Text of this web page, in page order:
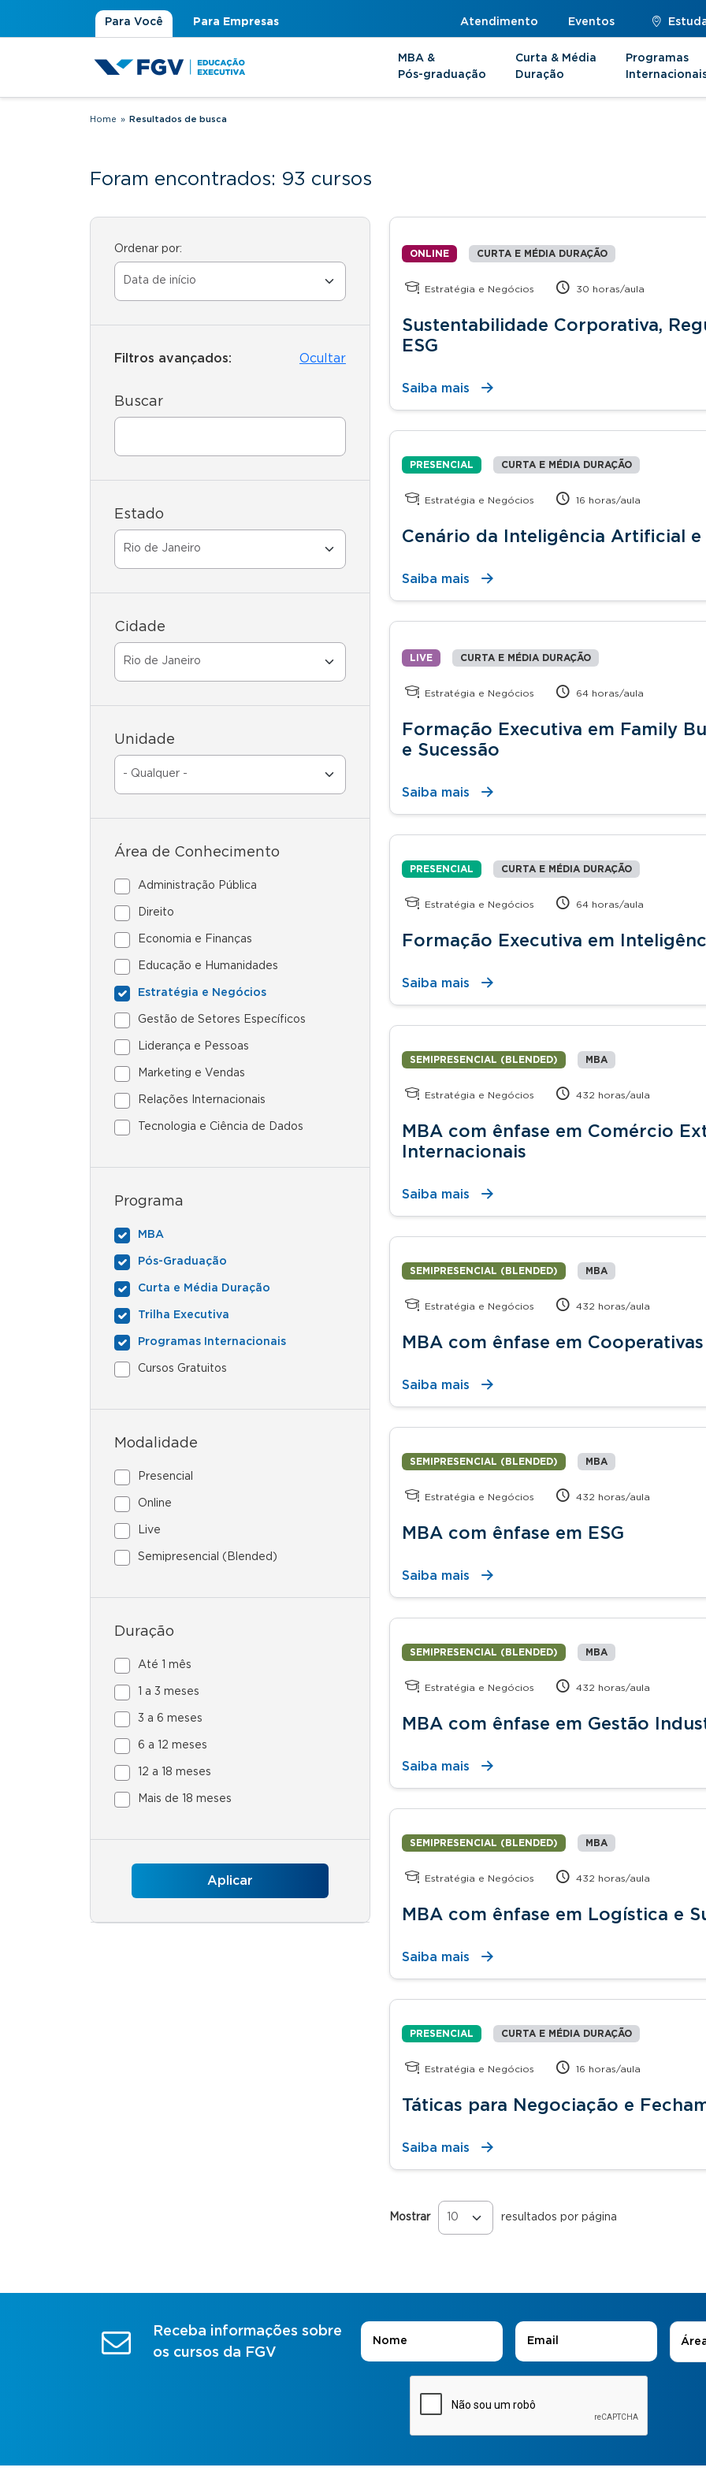
Para Você Para Empresas Atendimento Eventos
MBA &
Pós-graduação
Curta & Média
Duração
Programas
Você está aqui
Home » Resultados de busca
Foram encontrados: 93 cursos
Ordenar por:
Filtros avançados: Ocultar
Buscar
Estado
Cidade
Unidade
Área de Conhecimento
Administração Pública
Direito
Economia e Finanças
Educação e Humanidades
Estratégia e Negócios
Gestão de Setores Específicos
Liderança e Pessoas
Marketing e Vendas
Relações Internacionais
Tecnologia e Ciência de Dados
Programa
MBA
Pós-Graduação
Curta e Média Duração
Trilha Executiva
Programas Internacionais
Cursos Gratuitos
Modalidade
Presencial
Online
Live
Semipresencial (Blended)
Duração
Até 1 mês
1 a 3 meses
3 a 6 meses
6 a 12 meses
12 a 18 meses
Mais de 18 meses
ONLINE CURTA E MÉDIA DURAÇÃO
Estratégia e Negócios 30 horas/aula
Sustentabilidade Corporativa,
ESG
Saiba mais
PRESENCIAL CURTA E MÉDIA DURAÇÃO
Estratégia e Negócios 16 horas/aula
Cenário da Inteligência Artificial e
Saiba mais
LIVE CURTA E MÉDIA DURAÇÃO
Estratégia e Negócios 64 horas/aula
Formação Executiva em Family
e Sucessão
Saiba mais
PRESENCIAL CURTA E MÉDIA DURAÇÃO
Estratégia e Negócios 64 horas/aula
Formação Executiva em
Saiba mais
SEMIPRESENCIAL (BLENDED) MBA
Estratégia e Negócios 432 horas/aula
MBA com ênfase em Comércio
Internacionais
Saiba mais
SEMIPRESENCIAL (BLENDED) MBA
Estratégia e Negócios 432 horas/aula
MBA com ênfase em
Saiba mais
SEMIPRESENCIAL (BLENDED) MBA
Estratégia e Negócios 432 horas/aula
MBA com ênfase em ESG
Saiba mais
SEMIPRESENCIAL (BLENDED) MBA
Estratégia e Negócios 432 horas/aula
MBA com ênfase em Gestão
Saiba mais
SEMIPRESENCIAL (BLENDED) MBA
Estratégia e Negócios 432 horas/aula
MBA com ênfase em Logística e
Saiba mais
PRESENCIAL CURTA E MÉDIA DURAÇÃO
Estratégia e Negócios 16 horas/aula
Táticas para Negociação e
Saiba mais
Mostrar resultados por página
Páginas
Receba informações sobre
os cursos da FGV
Nome E-mail